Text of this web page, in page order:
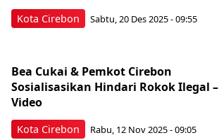
Kota Cirebon Sabtu, 20 Des 2025 - 09:55
Kota Cirebon
Bea Cukai & Pemkot Cirebon
Sosialisasikan Hindari Rokok Ilegal –
Video
Rabu, 12 Nov 2025 - 09:05